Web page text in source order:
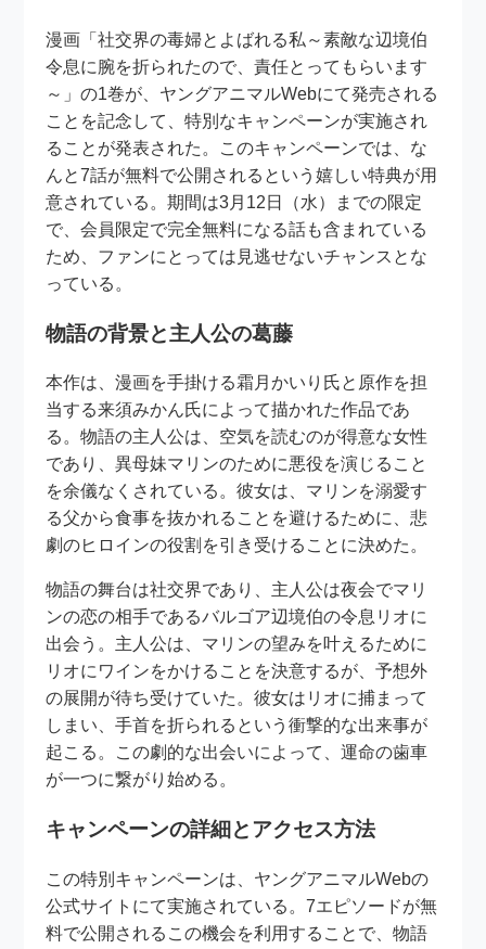
漫画「社交界の毒婦とよばれる私～素敵な辺境伯
令息に腕を折られたので、責任とってもらいます
～」の1巻が、ヤングアニマルWebにて発売される
ことを記念して、特別なキャンペーンが実施され
ることが発表された。このキャンペーンでは、な
んと7話が無料で公開されるという嬉しい特典が用
意されている。期間は3月12日（水）までの限定
で、会員限定で完全無料になる話も含まれている
ため、ファンにとっては見逃せないチャンスとな
っている。
物語の背景と主人公の葛藤
本作は、漫画を手掛ける霜月かいり氏と原作を担
当する来須みかん氏によって描かれた作品であ
る。物語の主人公は、空気を読むのが得意な女性
であり、異母妹マリンのために悪役を演じること
を余儀なくされている。彼女は、マリンを溺愛す
る父から食事を抜かれることを避けるために、悲
劇のヒロインの役割を引き受けることに決めた。
物語の舞台は社交界であり、主人公は夜会でマリ
ンの恋の相手であるバルゴア辺境伯の令息リオに
出会う。主人公は、マリンの望みを叶えるために
リオにワインをかけることを決意するが、予想外
の展開が待ち受けていた。彼女はリオに捕まって
しまい、手首を折られるという衝撃的な出来事が
起こる。この劇的な出会いによって、運命の歯車
が一つに繋がり始める。
キャンペーンの詳細とアクセス方法
この特別キャンペーンは、ヤングアニマルWebの
公式サイトにて実施されている。7エピソードが無
料で公開されるこの機会を利用することで、物語